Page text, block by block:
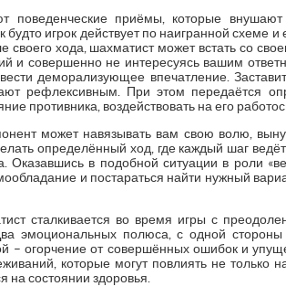
поведенческие приёмы, которые внушают
игрок действует по наигранной схеме
своего хода, шахматист может встать со
и совершенно не интересуясь вашим
деморализующее впечатление.
рефлексивным. При этом передаётся
противника, воздействовать на его
может навязывать вам свою волю,
определённый ход, где каждый шаг
в подобной ситуации в роли
и постараться найти нужный
сталкивается во время игры с
эмоциональных полюса, с одной
– огорчение от совершённых ошибок и
которые могут повлиять не только
на состоянии здоровья.